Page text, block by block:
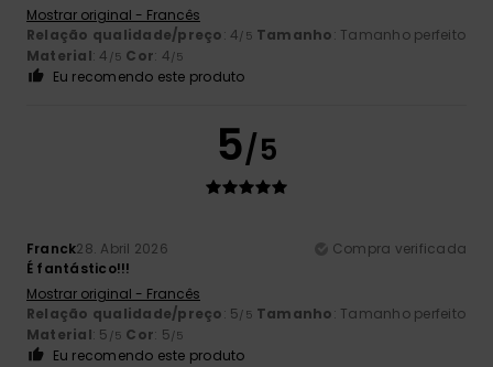
Mostrar original - Francês
Relação qualidade/preço: 4/5 Tamanho: Tamanho perfeito
Material: 4 /5 Cor: 4/5
Eu recomendo este produto
5/5
Franck28. Abril 2026
Compra verificada
É fantástico!!!
Mostrar original - Francês
Relação qualidade/preço: 5/5 Tamanho: Tamanho perfeito
Material: 5 /5 Cor: 5/5
Eu recomendo este produto